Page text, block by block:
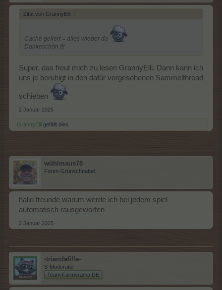
Zitat von GrannyElli: ↑
Cache gellert = alles wieder da
Dankeschön !!!
Super, das freut mich zu lesen GrannyElli. Dann kann ich
uns je beruhigt in den dafür vorgesehenen Sammelthread
schieben
2 Januar 2025
GrannyElli gefällt dies.
wühlmaus78
Foren-Grünschnabel
hallo freunde warum werde ich bei jedem spiel
automatisch rausgeworfen
2 Januar 2025
-triandafilla-
S-Moderator
Team Farmerama DE